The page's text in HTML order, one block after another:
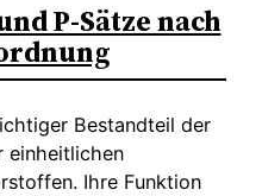
P-Sätze nach
Bestandteil der
einheitlichen
Ihre Funktion